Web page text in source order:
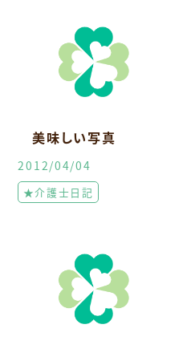
美味しい写真
2012/04/04
★介護士日記